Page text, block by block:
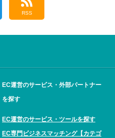
RSS
EC運営のサービス・外部パートナー
を探す
EC運営のサービス・ツールを探す
EC専門ビジネスマッチング【カテゴ